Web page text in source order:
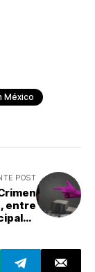
México
POST
entre
de la